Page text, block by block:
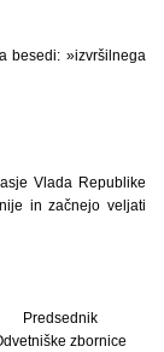
besedi: »izvršilnega
Vlada Republike
in začnejo veljati
Predsednik
zbornice